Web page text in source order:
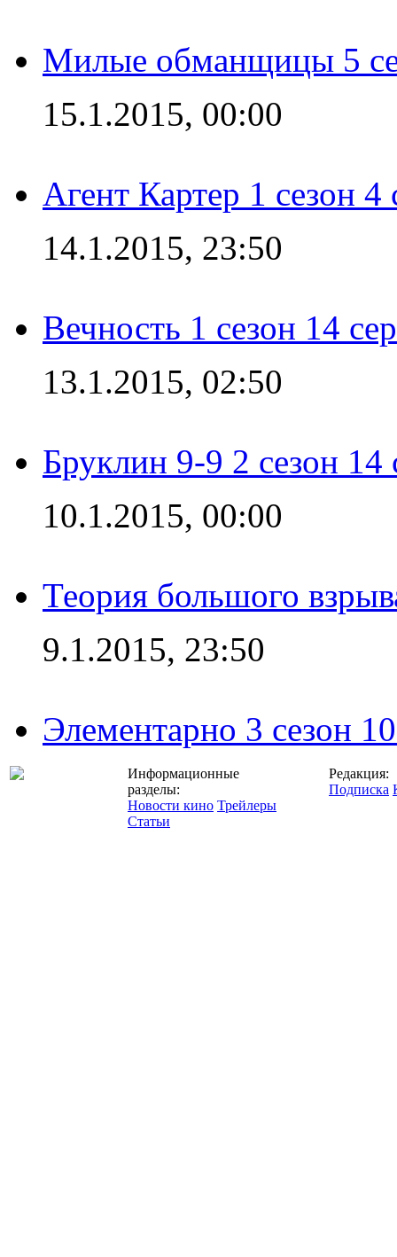
Милые обманщицы 5
15.1.2015, 00:00
Агент Картер 1 сезон 4
14.1.2015, 23:50
Вечность 1 сезон 14
13.1.2015, 02:50
Бруклин 9-9 2 сезон 14
10.1.2015, 00:00
Теория большого
9.1.2015, 23:50
Элементарно 3 сезон
Информационные
разделы:
Новости кино Трейлеры
Статьи
Редакция:
Подписка